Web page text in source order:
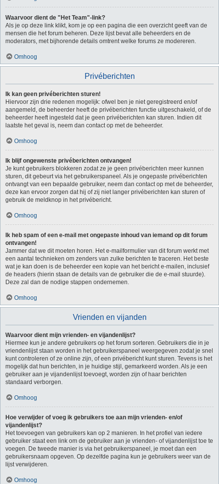
Waarvoor dient de "Het Team"-link?
Als je op deze link klikt, kom je op een pagina die een overzicht geeft van de
mensen die het forum beheren. Deze lijst bevat alle beheerders en de
moderators, met bijhorende details omtrent welke forums ze modereren.
Omhoog
Privéberichten
Ik kan geen privéberichten sturen!
Hiervoor zijn drie redenen mogelijk: ofwel ben je niet geregistreerd en/of
aangemeld, de beheerder heeft de privéberichten functie uitgeschakeld, of de
beheerder heeft ingesteld dat je geen privéberichten kan sturen. Indien dit
laatste het geval is, neem dan contact op met de beheerder.
Omhoog
Ik blijf ongewenste privéberichten ontvangen!
Je kunt gebruikers blokkeren zodat ze je geen privéberichten meer kunnen
sturen, dit gebeurt via het gebruikerspaneel. Als je ongepaste privéberichten
ontvangt van een bepaalde gebruiker, neem dan contact op met de beheerder,
deze kan ervoor zorgen dat hij of zij niet langer privéberichten kan sturen of
gebruik de meldknop in het privébericht.
Omhoog
Ik heb spam of een e-mail met ongepaste inhoud van iemand op dit forum
ontvangen!
Jammer dat we dit moeten horen. Het e-mailformulier van dit forum werkt met
een aantal technieken om zenders van zulke berichten te traceren. Het beste
wat je kan doen is de beheerder een kopie van het bericht e-mailen, inclusief
de headers (hierin staan de details van de gebruiker die de e-mail stuurde).
Deze zal dan de nodige stappen ondernemen.
Omhoog
Vrienden en vijanden
Waarvoor dient mijn vrienden- en vijandenlijst?
Hiermee kun je andere gebruikers op het forum sorteren. Gebruikers die in je
vriendenlijst staan worden in het gebruikerspaneel weergegeven zodat je snel
kunt controleren of ze online zijn, of een privébericht kunt sturen. Tevens is het
mogelijk dat hun berichten, in je huidige stijl, gemarkeerd worden. Als je een
gebruiker aan je vijandenlijst toevoegt, worden zijn of haar berichten
standaard verborgen.
Omhoog
Hoe verwijder of voeg ik gebruikers toe aan mijn vrienden- en/of
vijandenlijst?
Het toevoegen van gebruikers kan op 2 manieren. In het profiel van iedere
gebruiker staat een link om de gebruiker aan je vrienden- of vijandenlijst toe te
voegen. De tweede manier is via het gebruikerspaneel, je moet dan een
gebruikersnaam opgeven. Op dezelfde pagina kun je gebruikers weer van de
lijst verwijderen.
Omhoog